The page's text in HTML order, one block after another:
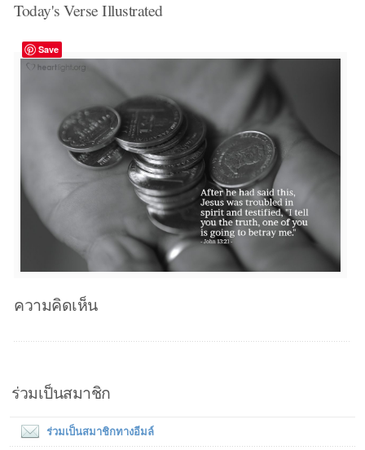
Today's Verse Illustrated
Save
ความคิดเห็น
ร่วมเป็นสมาชิก
ร่วมเป็นสมาชิกทางอีมล์